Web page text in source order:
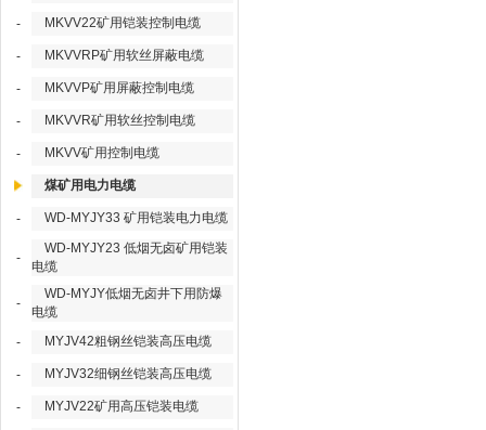
- MKVV22矿用铠装控制电缆
- MKVVRP矿用软丝屏蔽电缆
- MKVVP矿用屏蔽控制电缆
- MKVVR矿用软丝控制电缆
- MKVV矿用控制电缆
煤矿用电力电缆
- WD-MYJY33 矿用铠装电力电缆
-
WD-MYJY23 低烟无卤矿用铠装
电缆
-
WD-MYJY低烟无卤井下用防爆
电缆
-
MYJV42粗钢丝铠装高压电缆
- MYJV32细钢丝铠装高压电缆
- MYJV22矿用高压铠装电缆